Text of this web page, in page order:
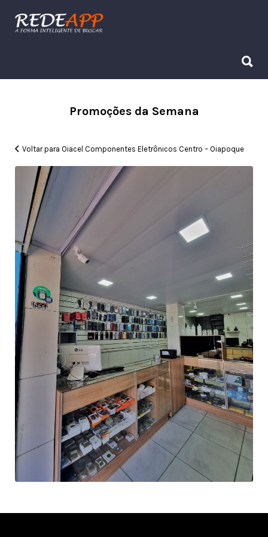
Procurar:
Promoções da Semana
Voltar para Oiacel Componentes Eletrônicos Centro – Oiapoque